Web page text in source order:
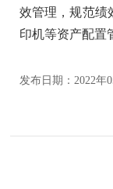
效管理，规范绩
印机等资产配置
发布日期：2022年